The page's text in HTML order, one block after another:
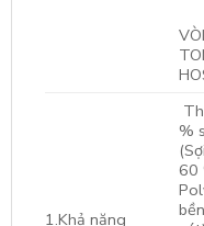
1.Khả năng
%
60